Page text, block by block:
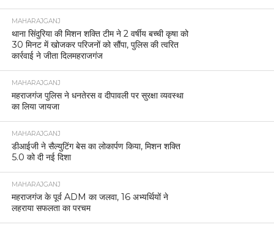
MAHARAJGANJ
थाना सिंदुरिया की मिशन शक्ति टीम ने 2 वर्षीय बच्ची कृषा को
30 मिनट में खोजकर परिजनों को सौंपा, पुलिस की त्वरित
कार्रवाई ने जीता दिलमहराजगंज
MAHARAJGANJ
महराजगंज पुलिस ने धनतेरस व दीपावली पर सुरक्षा व्यवस्था
का लिया जायजा
MAHARAJGANJ
डीआईजी ने सैल्युटिंग बेस का लोकार्पण किया, मिशन शक्ति
5.0 को दी नई दिशा
MAHARAJGANJ
महराजगंज के पूर्व ADM का जलवा, 16 अभ्यर्थियों ने
लहराया सफलता का परचम